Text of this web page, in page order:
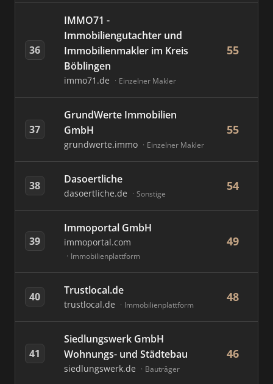
36
IMMO71 -
Immobiliengutachter und
Immobilienmakler im Kreis
Böblingen
immo71.de Einzelner Makler
55
37
GrundWerte Immobilien
GmbH
grundwerte.immo Einzelner Makler
55
38 Dasoertliche
dasoertliche.de Sonstige
54
39
Immoportal GmbH
immoportal.com
Immobilienplattform
49
40 Trustlocal.de
trustlocal.de Immobilienplattform
48
41
Siedlungswerk GmbH
Wohnungs- und Städtebau
siedlungswerk.de Bauträger
46